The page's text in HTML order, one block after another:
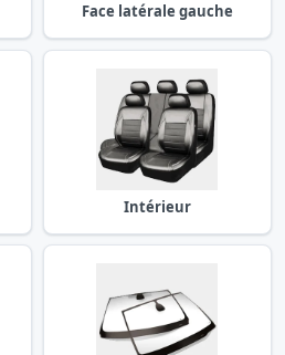
Face latérale gauche
Intérieur